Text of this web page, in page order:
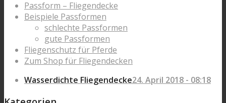
Passform – Fliegendecke
Beispiele Passformen
schlechte Passformen
gute Passformen
Fliegenschutz für Pferde
Zum Shop für Fliegendecken
Wasserdichte Fliegendecke24. April 2018 - 08:18